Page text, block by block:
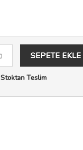
SEPETE EKLE
Stoktan Teslim